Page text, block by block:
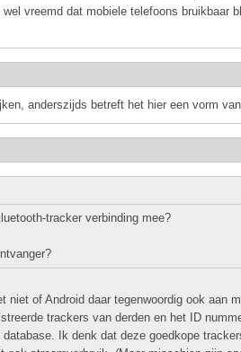
vreemd dat mobiele telefoons bruikbaar
anderszijds betreft het hier een vorm
tracker verbinding mee?
niet of Android daar tegenwoordig ook aan
trackers van derden en het ID
Ik denk dat deze goedkope